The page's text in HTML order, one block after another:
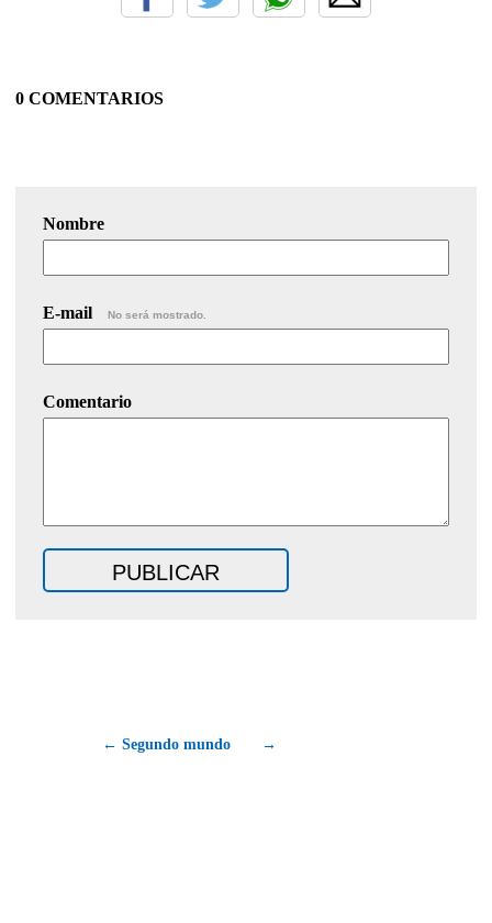
0 COMENTARIOS
Nombre
E-mail No será mostrado.
Comentario
← Segundo mundo →